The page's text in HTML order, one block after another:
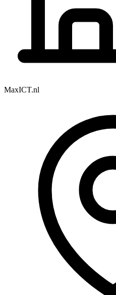
MaxICT.nl